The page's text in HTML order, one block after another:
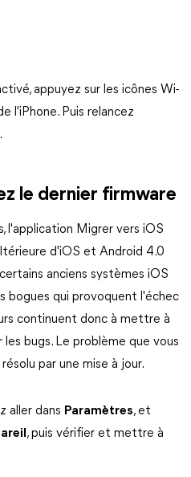
appuyez sur les icônes Wi-
l'iPhone. Puis relancez
le dernier firmware
l'application Migrer vers iOS
d'iOS et Android 4.0
anciens systèmes iOS
bogues qui provoquent l'échec
continuent donc à mettre à
bugs. Le problème que vous
par une mise à jour.
aller dans Paramètres, et
, puis vérifier et mettre à